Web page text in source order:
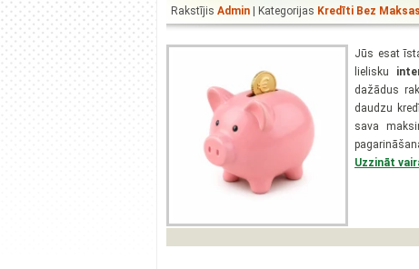
Rakstījis Admin | Kategorijas Kredīti Bez Maksas
Jūs esat
lielisku
dažādus
daudzu
sava
Uzzināt